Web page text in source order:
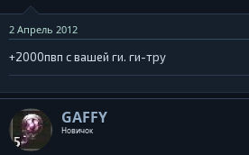
2 Апрель 2012
+2000пвп с вашей ги. ги-тру
GAFFY
Новичок